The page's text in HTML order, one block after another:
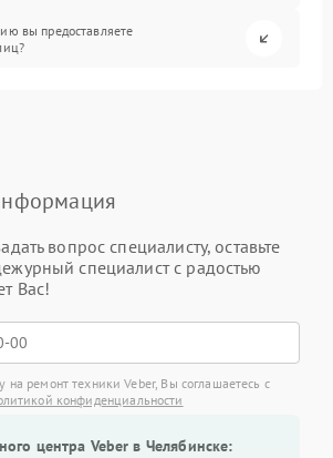
вы предоставляете
вопрос специалисту, оставьте
специалист с радостью
Вас!
на ремонт техники Veber, Вы соглашаетесь с
конфиденциальности
центра Veber в Челябинске: